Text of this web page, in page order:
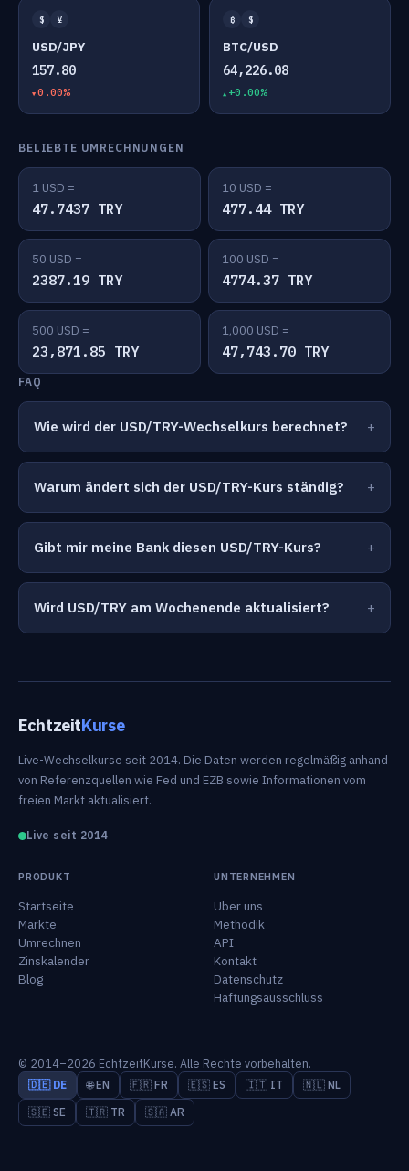
$ ¥
USD/JPY
157.80
0.00%
₿ $
BTC/USD
64,226.08
+0.00%
BELIEBTE UMRECHNUNGEN
1 USD =
47.7437 TRY
10 USD =
477.44 TRY
50 USD =
2387.19 TRY
100 USD =
4774.37 TRY
500 USD =
23,871.85 TRY
1,000 USD =
47,743.70 TRY
FAQ
Wie wird der USD/TRY-Wechselkurs berechnet?
Warum ändert sich der USD/TRY-Kurs ständig?
Gibt mir meine Bank diesen USD/TRY-Kurs?
Wird USD/TRY am Wochenende aktualisiert?
EchtzeitKurse
Live-Wechselkurse seit 2014. Die Daten werden regelmäßig anhand
von Referenzquellen wie Fed und EZB sowie Informationen vom
freien Markt aktualisiert.
Live seit 2014
PRODUKT
Startseite
Märkte
Umrechnen
Zinskalender
Blog
UNTERNEHMEN
Über uns
Methodik
API
Kontakt
Datenschutz
Haftungsausschluss
© 2014–2026 EchtzeitKurse. Alle Rechte vorbehalten.
🇩🇪 DE 🌐 EN 🇫🇷 FR 🇪🇸 ES 🇮🇹 IT
🇳🇱 NL
🇸🇪 SE
🇹🇷 TR 🇸🇦 AR